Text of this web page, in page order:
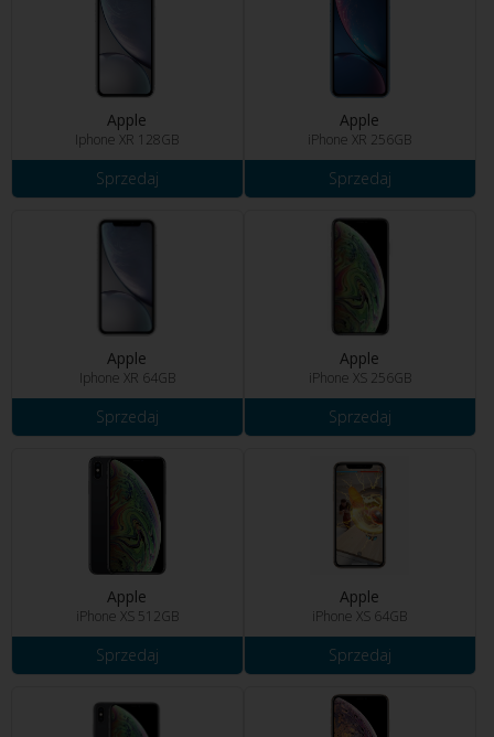
Apple
Iphone XR 128GB
Sprzedaj
Apple
iPhone XR 256GB
Sprzedaj
Apple
Iphone XR 64GB
Sprzedaj
Apple
iPhone XS 256GB
Sprzedaj
Apple
iPhone XS 512GB
Sprzedaj
Apple
iPhone XS 64GB
Sprzedaj